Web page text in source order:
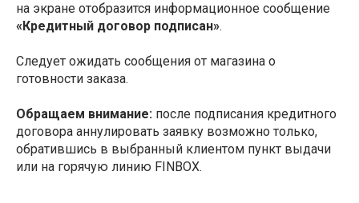
на экране отобразится информационное сообщение
«Кредитный договор подписан».
Следует ожидать сообщения от магазина о
готовности заказа.
Обращаем внимание: после подписания кредитного
договора аннулировать заявку возможно только,
обратившись в выбранный клиентом пункт выдачи
или на горячую линию FINBOX.